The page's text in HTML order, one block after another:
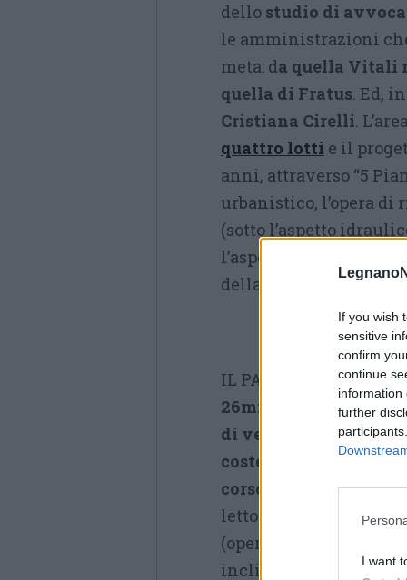
If you wish
sensitive
confirm
continue
information
further
I want
dello studio di
le amministrazioni
meta: da quella Vitali
quella di Fratus. Ed,
Cristiana Cirelli.
quattro lotti e il
anni, attraverso “5
urbanistico, l’opera di
(sotto l’aspetto
l’aspetto
della
Conferenza dei
IL PARCO- Saranno
26mila i metri quadri
di verde che
costeggeranno il
corso d’acqua
, il cui
letto sarà ridisegnato
(opera da
inclinate e sagomate